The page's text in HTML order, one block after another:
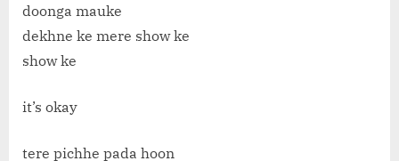
doonga mauke
dekhne ke mere show ke
show ke
it’s okay
tere pichhe pada hoon